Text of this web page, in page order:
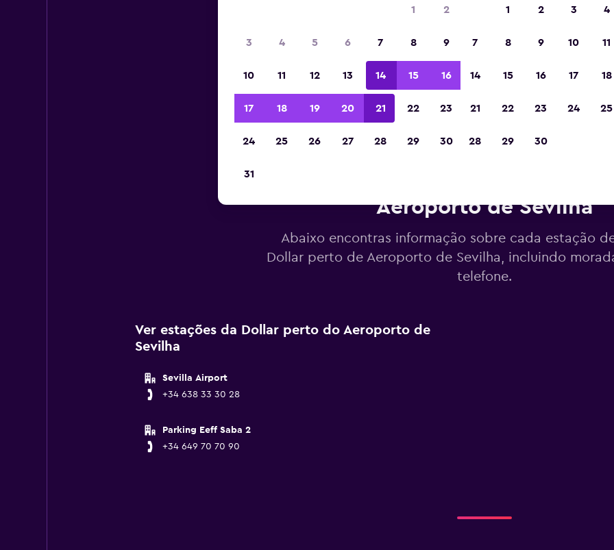
de 2023
Aeroporto de Sevilha
Abaixo encontras informação sobre cada estação
Dollar perto de Aeroporto de Sevilha, incluindo
telefone.
Ver estações da Dollar perto do Aeroporto de
Sevilha
Sevilla Airport
+34 638 33 30 28
Parking Eeff Saba 2
+34 649 70 70 90
1 2
3 4 5 6 7 8 9
10 11 12 13 14 15 16
17 18 19 20 21 22 23
24 25 26 27 28 29 30
31
1 2 3 4
7 8 9 10 11
14 15 16 17 18
21 22 23 24 25
28 29 30